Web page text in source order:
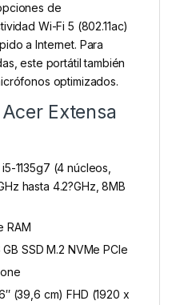
de
Wi-Fi 5 (802.11ac)
a Internet. Para
este portátil también
optimizados.
Extensa
1135g7 (4 núcleos,
hasta 4.2?GHz, 8MB
RAM
SSD M.2 NVMe PCIe
(39,6 cm) FHD (1920 x